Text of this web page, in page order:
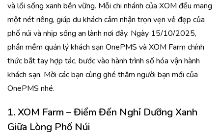
và lối sống xanh bền vững. Mỗi chi nhánh của XOM đều mang
một nét riêng, giúp du khách cảm nhận trọn vẹn vẻ đẹp của
phố núi và nhịp sống an lành nơi đây. Ngày 15/10/2025,
phần mềm quản lý khách sạn OnePMS và XOM Farm chính
thức bắt tay hợp tác, bước vào hành trình số hóa vận hành
khách sạn. Mời các bạn cùng ghé thăm người bạn mới của
OnePMS nhé.
1. XOM Farm – Điểm Đến Nghỉ Dưỡng Xanh
Giữa Lòng Phố Núi